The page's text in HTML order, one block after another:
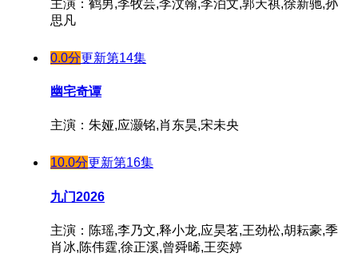
主演：鹤男,李牧芸,李汶翰,李泊文,郭天祺,徐新驰,孙
思凡
0.0分更新第14集
幽宅奇谭
主演：朱娅,应灏铭,肖东昊,宋未央
10.0分更新第16集
九门2026
主演：陈瑶,李乃文,释小龙,应昊茗,王劲松,胡耘豪,季
肖冰,陈伟霆,徐正溪,曾舜晞,王奕婷